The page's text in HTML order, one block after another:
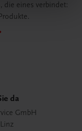
eines verbindet:
da
GmbH